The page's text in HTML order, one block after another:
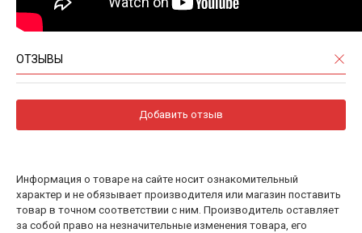
ОТЗЫВЫ
Добавить отзыв
Информация о товаре на сайте носит ознакомительный
характер и не обязывает производителя или магазин поставить
товар в точном соответствии с ним. Производитель оставляет
за собой право на незначительные изменения товара, его